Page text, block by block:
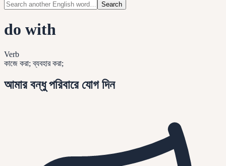
Search
do with
Verb
কাজে করা; ব্যবহার করা;
আমার বন্ধু পরিবারে যোগ দিন